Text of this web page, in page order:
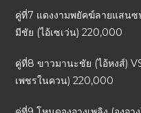
คู่ที่7 แดงงามพยัคฆ์ลายแสนซ
มีชัย (ไอ้เซเว่น) 220,000
คู่ที่8 ขาวมานะชัย (ไอ้หงส์)
เพชรในควน) 220,000